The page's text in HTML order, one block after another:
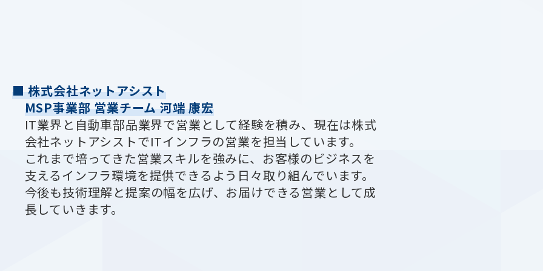
■ 株式会社ネットアシスト
MSP事業部 営業チーム 河端 康宏
IT業界と自動車部品業界で営業として経験を積み、現在は株式
会社ネットアシストでITインフラの営業を担当しています。
これまで培ってきた営業スキルを強みに、お客様のビジネスを
支えるインフラ環境を提供できるよう日々取り組んでいます。
今後も技術理解と提案の幅を広げ、お届けできる営業として成
長していきます。